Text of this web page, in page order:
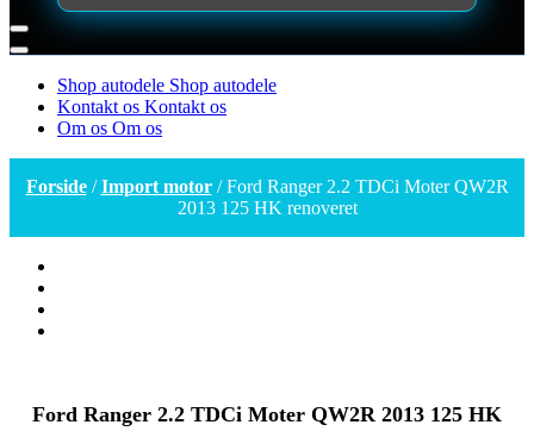
Shop autodele Shop autodele
Kontakt os Kontakt os
Om os Om os
Forside/Import motor/ Ford Ranger 2.2 TDCi Moter QW2R
2013 125 HK renoveret
Ford Ranger 2.2 TDCi Moter QW2R 2013 125 HK